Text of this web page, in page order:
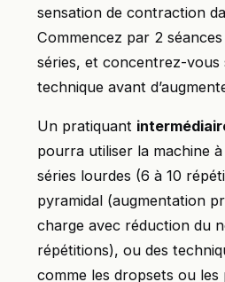
sensation de contraction
Commencez par 2
séries, et concentrez-vous
technique avant
Un pratiquant
pourra utiliser la machine
séries lourdes (6 à 10
pyramidal (augmentation
charge avec réduction du
répétitions), ou des
comme les dropsets ou les